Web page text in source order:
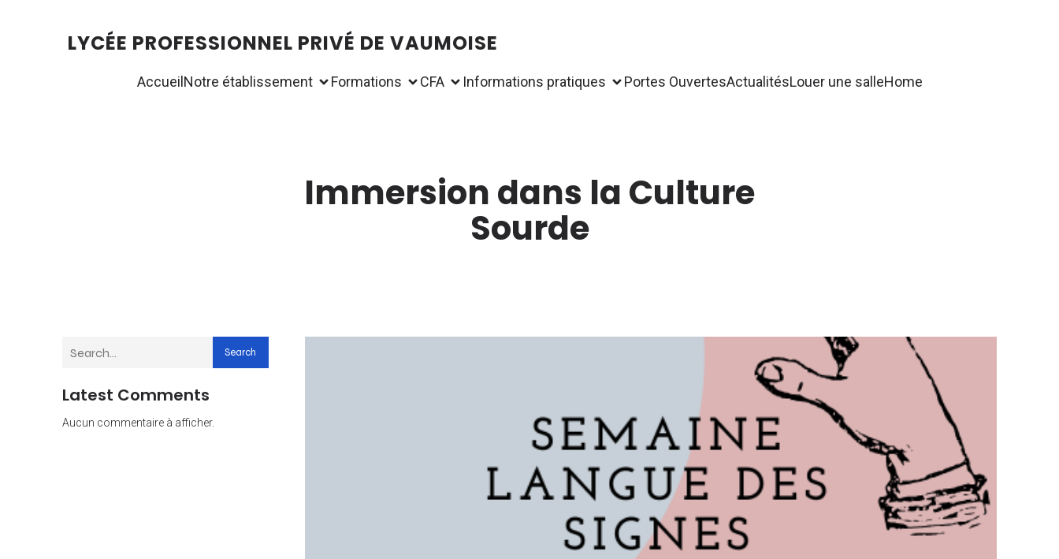
LYCÉE PROFESSIONNEL PRIVÉ DE VAUMOISE
Accueil Notre établissement Formations CFA Informations pratiques Portes OuvertesActualitésLouer une salleHome
Immersion dans la Culture
Sourde
Search
Latest Comments
Aucun commentaire à afficher.